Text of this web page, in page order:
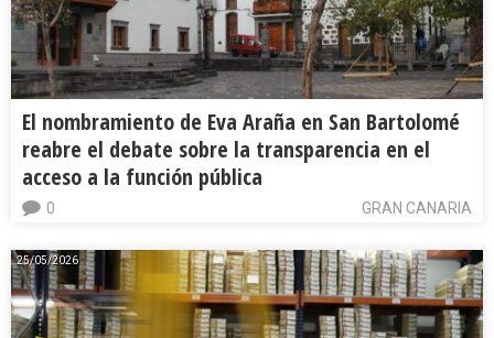
El nombramiento de Eva Araña en San Bartolomé
reabre el debate sobre la transparencia en el
acceso a la función pública
GRAN CANARIA
0
25/05/2026